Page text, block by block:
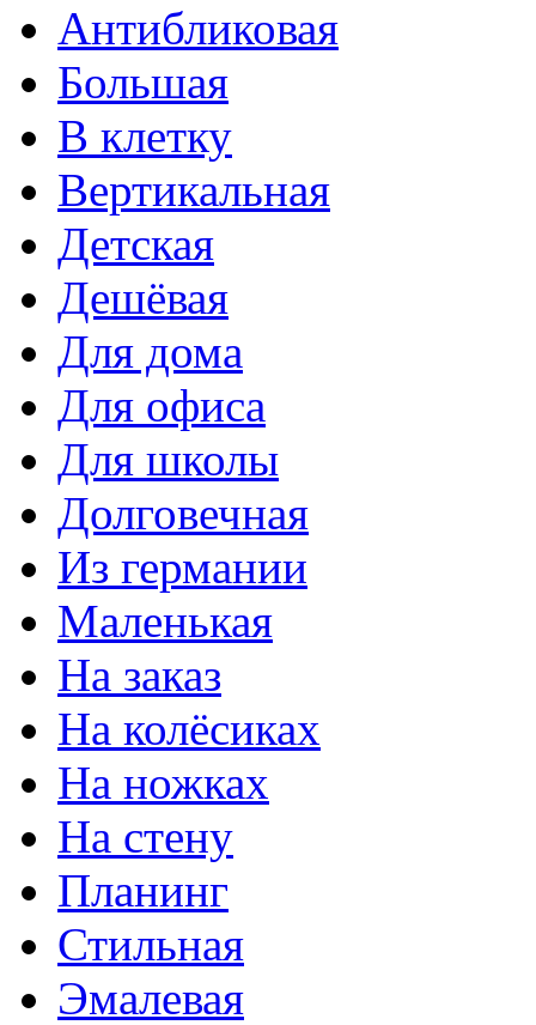
Антибликовая
Большая
В клетку
Вертикальная
Детская
Дешёвая
Для дома
Для офиса
Для школы
Долговечная
Из германии
Маленькая
На заказ
На колёсиках
На ножках
На стену
Планинг
Стильная
Эмалевая